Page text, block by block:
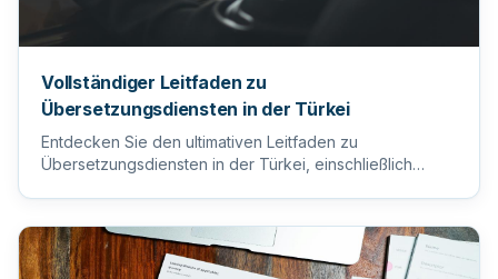
Vollständiger Leitfaden zu
Übersetzungsdiensten in der Türkei
Entdecken Sie den ultimativen Leitfaden zu
Übersetzungsdiensten in der Türkei, einschließlich